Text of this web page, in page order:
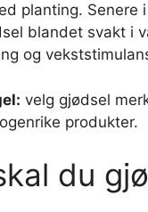
planting. Senere
blandet svakt i
og
velg gjødsel
produkter.
du